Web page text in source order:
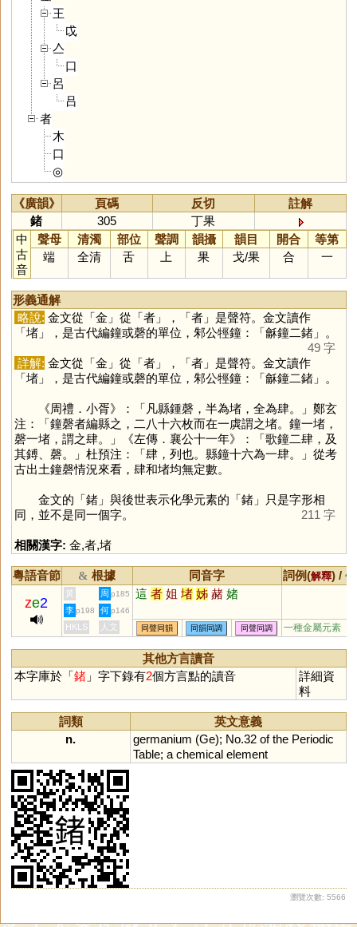
王
戉
亼
口
呂
吕
者
木
口
◎
《廣韻》 頁碼 反切
註解
鍺
305
丁果
中
古
音
聲母 清濁 部位 聲調 韻攝 韻目 開合
等第
端
全清 舌 上 果 戈/果 合 一
形義通解
略說: 金文從「金 」從「者」，「者」是聲符。金文讀作
「堵」，是古代編鐘或磬的單位，邾公牼鐘：「龢鐘二鍺」。
49 字
詳解: 金文從「金 」從「者」，「者」是聲符。金文讀作
「堵」，是古代編鐘或磬的單位，邾公牼鐘：「龢鐘二鍺」。
《周禮．小胥》：「凡縣鍾磬，半為堵，全為肆。」鄭玄
注：「鐘磬者編縣之，二八十六枚而在一虡謂之堵。鐘一堵，
磬一堵，謂之肆。」《左傳．襄公十一年》：「歌鐘二肆，及
其鎛、磬。」杜預注：「肆，列也。縣鐘十六為一肆。」從考
古出土鐘磬情況來看，肆和堵均無定數。
金文的「鍺」與後世表示化學元素的「鍺」只是字形相
同，並不是同一個字。
211 字
相關漢字: 金,者,堵
粵語音節 & 根據 同音字 詞例(解釋) /
ze2
黃 周 p185 這 者 姐 堵 姊 赭 媎
李 p198 何 p146
HKLS 人文 同聲同韻 同韻同調 同聲同調 一種金屬元素
其他方言讀音
本字庫於「鍺」字下錄有2個方言點的讀音
詳細資
料
詞類
英文意義
n.
germanium (Ge); No.32 of the Periodic
Table; a chemical element
瀏覽次數: 5566